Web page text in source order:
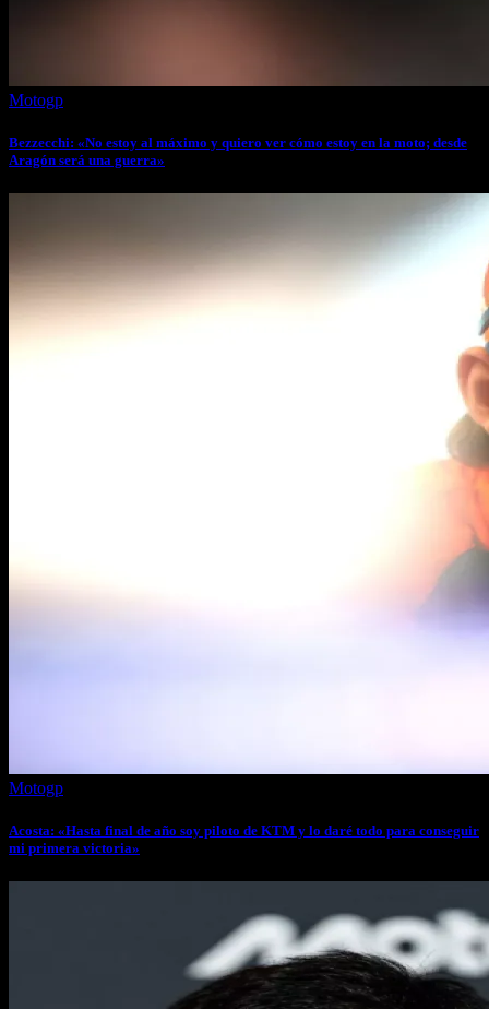
Motogp
Bezzecchi: «No estoy al máximo y quiero ver cómo estoy en la moto; desde
Aragón será una guerra»
Motogp
Acosta: «Hasta final de año soy piloto de KTM y lo daré todo para conseguir
mi primera victoria»